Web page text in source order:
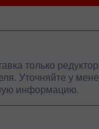
только
Уточняйте у
информацию.